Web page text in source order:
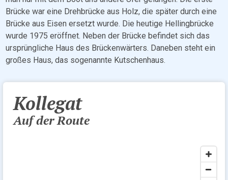
Brücke war eine Drehbrücke aus Holz, die später durch eine
Brücke aus Eisen ersetzt wurde. Die heutige Hellingbrücke
wurde 1975 eröffnet. Neben der Brücke befindet sich das
ursprüngliche Haus des Brückenwärters. Daneben steht ein
großes Haus, das sogenannte Kutschenhaus.
Kollegat
Auf der Route